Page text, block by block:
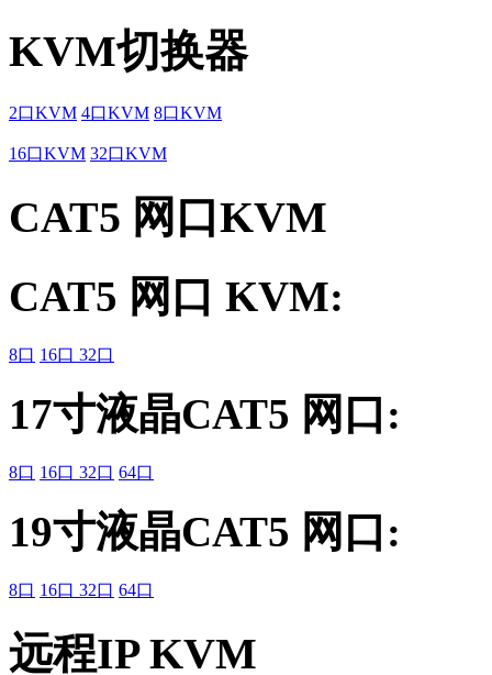
KVM切换器
2口KVM 4口KVM 8口KVM
16口KVM 32口KVM
CAT5 网口KVM
CAT5 网口 KVM:
8口 16口 32口
17寸液晶CAT5 网口:
8口 16口 32口 64口
19寸液晶CAT5 网口:
8口 16口 32口 64口
远程IP KVM